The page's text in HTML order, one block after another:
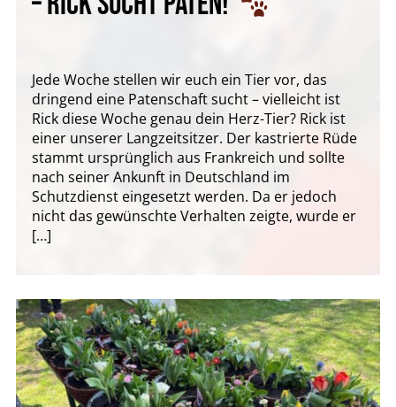
Jede Woche stellen wir euch ein Tier vor, das
dringend eine Patenschaft sucht – vielleicht ist
Rick diese Woche genau dein Herz-Tier? Rick ist
einer unserer Langzeitsitzer. Der kastrierte Rüde
stammt ursprünglich aus Frankreich und sollte
nach seiner Ankunft in Deutschland im
Schutzdienst eingesetzt werden. Da er jedoch
nicht das gewünschte Verhalten zeigte, wurde er
[…]